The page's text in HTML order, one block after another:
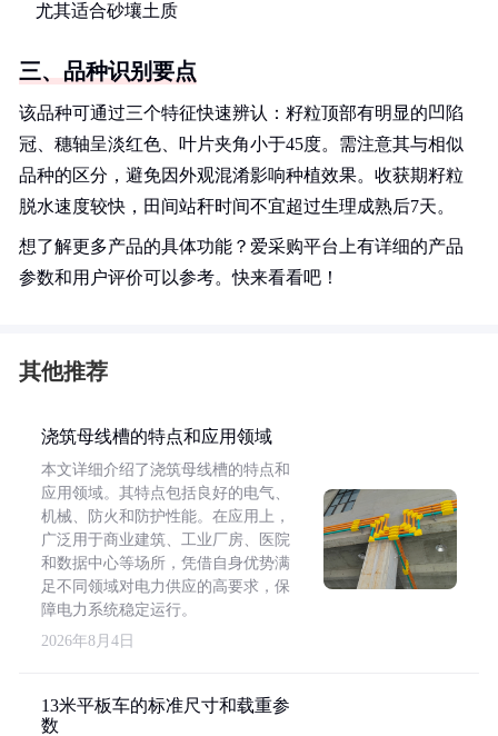
尤其适合砂壤土质
三、品种识别要点
该品种可通过三个特征快速辨认：籽粒顶部有明显的凹陷
冠、穗轴呈淡红色、叶片夹角小于45度。需注意其与相似
品种的区分，避免因外观混淆影响种植效果。收获期籽粒
脱水速度较快，田间站秆时间不宜超过生理成熟后7天。
想了解更多产品的具体功能？爱采购平台上有详细的产品
参数和用户评价可以参考。快来看看吧！
其他推荐
浇筑母线槽的特点和应用领域
本文详细介绍了浇筑母线槽的特点和
应用领域。其特点包括良好的电气、
机械、防火和防护性能。在应用上，
广泛用于商业建筑、工业厂房、医院
和数据中心等场所，凭借自身优势满
足不同领域对电力供应的高要求，保
障电力系统稳定运行。
2026年8月4日
13米平板车的标准尺寸和载重参
数